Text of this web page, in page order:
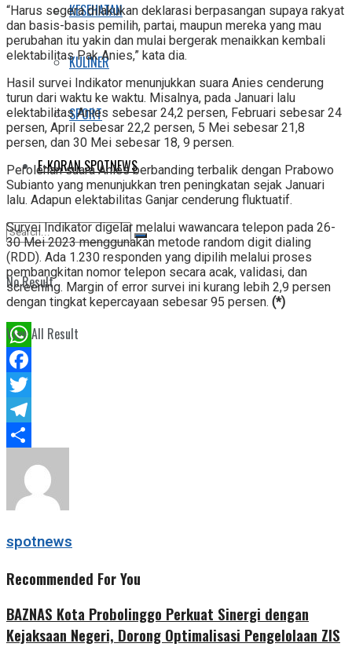
KESEHATAN
KULINER
SPORT
E-KORAN SPOTNEWS
No Result
View All Result
“Harus segera dilakukan deklarasi berpasangan supaya rakyat
dan basis-basis pemilih, partai, maupun mereka yang mau
perubahan itu yakin dan mulai bergerak menaikkan kembali
elektabilitas Pak Anies,” kata dia.
Hasil survei Indikator menunjukkan suara Anies cenderung
turun dari waktu ke waktu. Misalnya, pada Januari lalu
elektabilitas Anies sebesar 24,2 persen, Februari sebesar 24
persen, April sebesar 22,2 persen, 5 Mei sebesar 21,8
persen, dan 30 Mei sebesar 18, 9 persen.
Perolehan suara Anies berbanding terbalik dengan Prabowo
Subianto yang menunjukkan tren peningkatan sejak Januari
lalu. Adapun elektabilitas Ganjar cenderung fluktuatif.
Survei Indikator digelar melalui wawancara telepon pada 26-
30 Mei 2023 menggunakan metode random digit dialing
(RDD). Ada 1.230 responden yang dipilih melalui proses
pembangkitan nomor telepon secara acak, validasi, dan
screening. Margin of error survei ini kurang lebih 2,9 persen
dengan tingkat kepercayaan sebesar 95 persen. (*)
WhatsApp
Facebook
Twitter
Telegram
Share
spotnews
Recommended For You
BAZNAS Kota Probolinggo Perkuat Sinergi dengan
Kejaksaan Negeri, Dorong Optimalisasi Pengelolaan ZIS